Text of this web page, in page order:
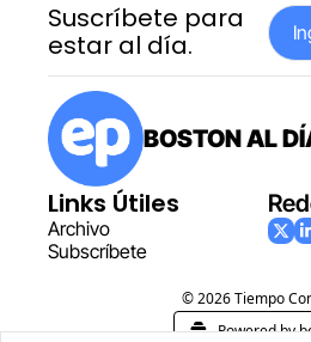
Suscríbete para
estar al día.
BOSTON AL
Links Útiles
Archivo
Subscríbete
© 2026 Tiempo
Powered by